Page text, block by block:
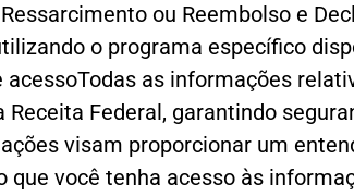
ou Reembolso e
o programa específico
acessoTodas as informações
Receita Federal, garantindo
visam proporcionar um
que você tenha acesso às